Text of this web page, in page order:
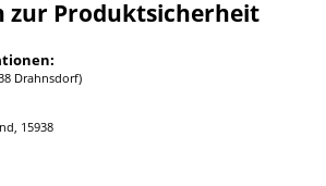
zur Produktsicherheit
Drahnsdorf)
15938